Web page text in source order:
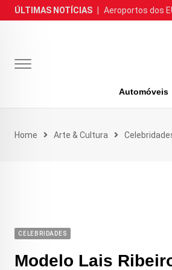
Skip
to
ÚLTIMAS NOTÍCIAS Aeroportos dos
Automóveis
Home Arte & Cultura
CELEBRIDADES
Modelo Lais